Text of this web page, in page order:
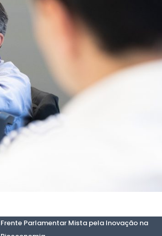
Frente Parlamentar Mista pela Inovação na